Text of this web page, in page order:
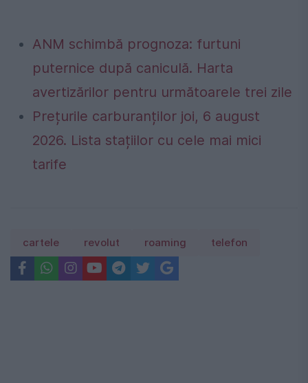
ANM schimbă prognoza: furtuni
puternice după caniculă. Harta
avertizărilor pentru următoarele trei zile
Prețurile carburanților joi, 6 august
2026. Lista stațiilor cu cele mai mici
tarife
cartele revolut roaming telefon